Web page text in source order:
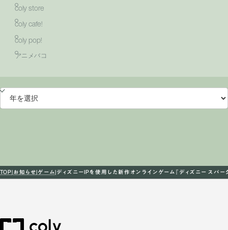
TOP お知らせ ゲーム ディズニーIPを使用した新作オンラインゲーム『ディズニー スパ
coly store
coly cafe!
coly pop!
アニメバコ